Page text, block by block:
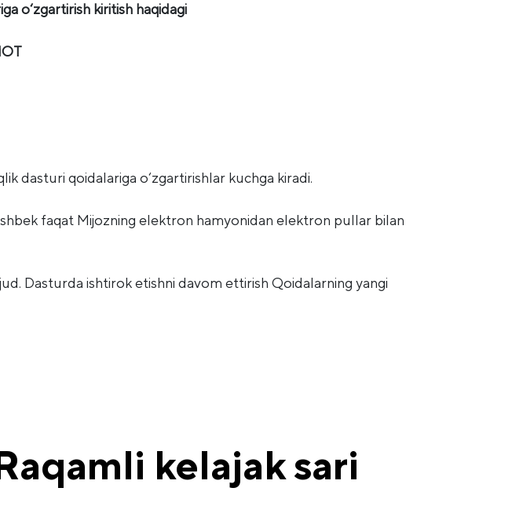
o‘zgartirish kiritish haqidagi
dasturi qoidalariga o‘zgartirishlar kuchga kiradi.
faqat Mijozning elektron hamyonidan elektron pullar bilan
Dasturda ishtirok etishni davom ettirish Qoidalarning yangi
kelajak sari